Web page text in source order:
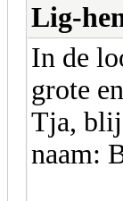
Lig-
In de
grote
Tja,
naam: